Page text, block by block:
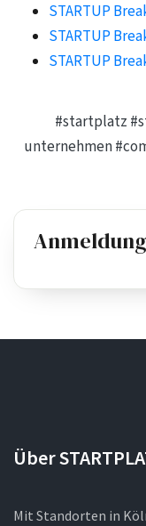
STARTUP
STARTUP
STARTUP
#startplatz
unternehmen
Über
Mit Standorten in